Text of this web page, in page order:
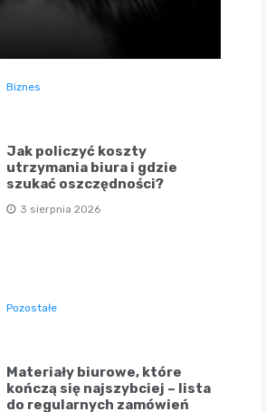
Biznes
Jak policzyć koszty
utrzymania biura i gdzie
szukać oszczędności?
3 sierpnia 2026
Pozostałe
Materiały biurowe, które
kończą się najszybciej – lista
do regularnych zamówień